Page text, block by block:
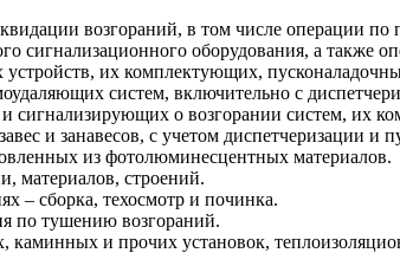
возгораний, в том числе операции по
сигнализационного оборудования, а также
их комплектующих,
систем, включительно с
о возгорании систем, их
и занавесов, с учетом диспетчеризации и
из фотолюминесцентных материалов.
материалов, строений.
– сборка, техосмотр и починка.
по тушению возгораний.
каминных и прочих установок,